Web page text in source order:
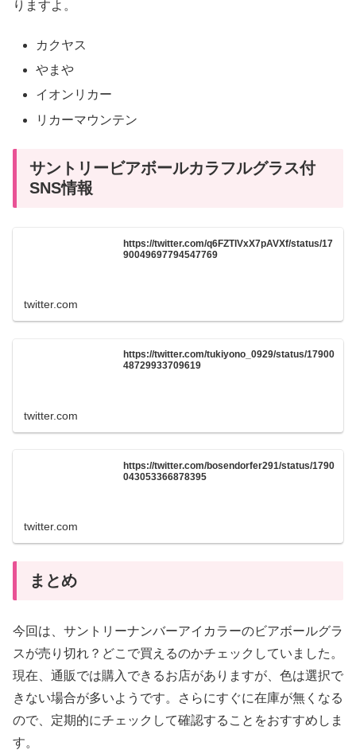
りますよ。
カクヤス
やまや
イオンリカー
リカーマウンテン
サントリービアボールカラフルグラス付
SNS情報
https://twitter.com/q6FZTlVxX7pAVXf/status/17
90049697794547769
twitter.com
https://twitter.com/tukiyono_0929/status/17900
48729933709619
twitter.com
https://twitter.com/bosendorfer291/status/1790
043053366878395
twitter.com
まとめ
今回は、サントリーナンバーアイカラーのビアボールグラ
スが売り切れ？どこで買えるのかチェックしていました。
現在、通販では購入できるお店がありますが、色は選択で
きない場合が多いようです。さらにすぐに在庫が無くなる
ので、定期的にチェックして確認することをおすすめしま
す。